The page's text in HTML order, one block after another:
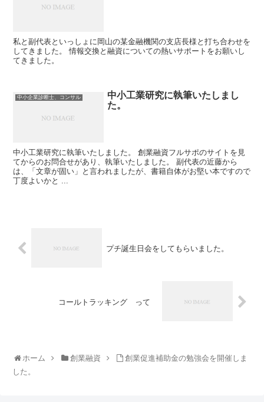
私と副代表といっしょに岡山の某金融機関の支店長様と打ち合わせを
してきました。 情報交換と融資についての熱いサポートをお願いし
てきました。
中小企業診断士、コンサル
中小工業研究に執筆いたしまし
た。
中小工業研究に執筆いたしました。 創業融資フルサポのサイトを見
てからのお問合せがあり、執筆いたしました。 副代表の近藤から
は、「文章が固い」と言われましたが、書籍自体がお堅い本ですので
丁度よいかと ...
プチ誕生日会をしてもらいました。
コールトラッキング って
ホーム 創業融資
創業促進補助金の勉強会を開催しま
した。